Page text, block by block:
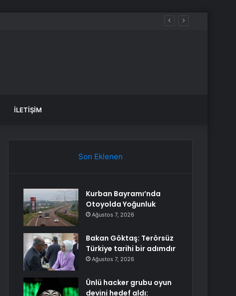
İLETIŞIM
Son Eklenen
Kurban Bayramı’nda
Otoyolda Yoğunluk
Ağustos 7, 2026
Bakan Göktaş: Terörsüz
Türkiye tarihi bir adımdır
Ağustos 7, 2026
Ünlü hacker grubu oyun
devini hedef aldı: